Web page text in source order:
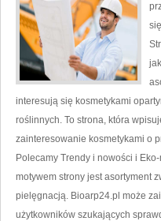
interesują się kosmetykami
roślinnych. To strona, która
zainteresowanie kosmetykami o
Polecamy Trendy i nowości i
motywem strony jest asortyment
pielęgnacją. Bioarp24.pl może
użytkowników szukających